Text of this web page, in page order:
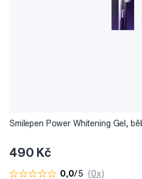
Smilepen Power Whitening Gel,
490 Kč
0,0/5 (0x)